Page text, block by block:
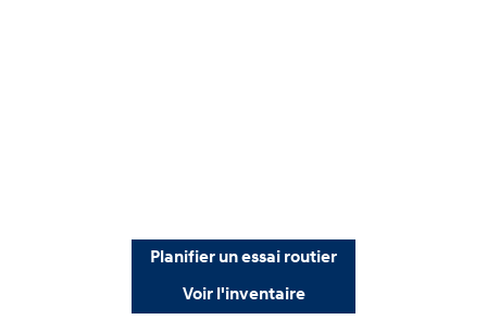
Planifier un essai routier
Voir l'inventaire